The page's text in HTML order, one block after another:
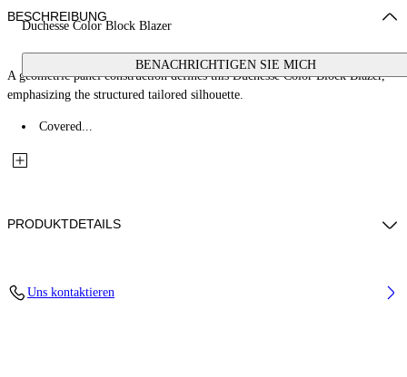
Duchesse Color Block Blazer
BENACHRICHTIGEN SIE MICH
BESCHREIBUNG
A geometric panel construction defines this Duchesse Color Block Blazer,
emphasizing the structured tailored silhouette.
Covered...
PRODUKTDETAILS
Uns kontaktieren